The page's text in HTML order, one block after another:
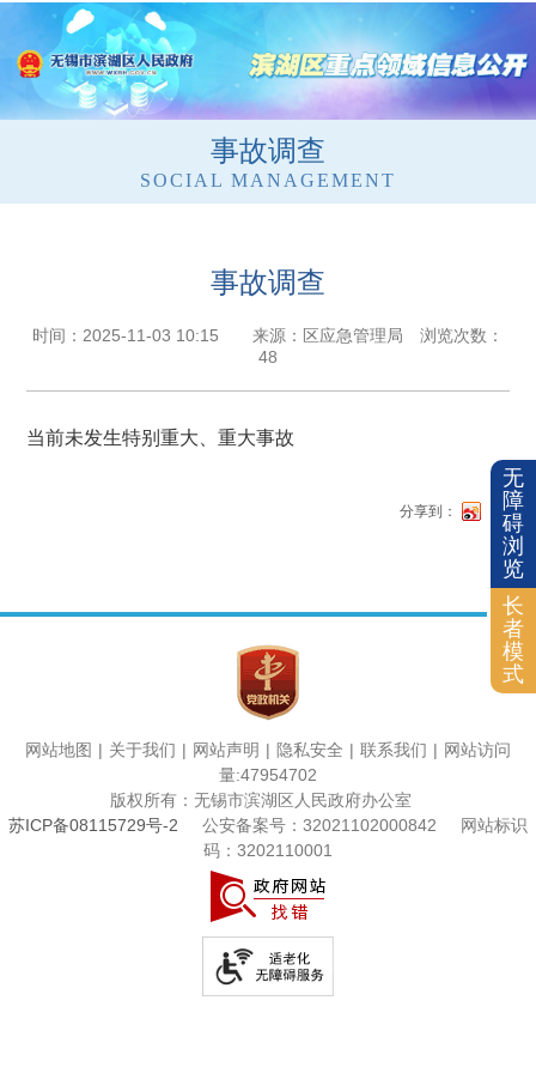
无
障
碍
浏
览
长
者
模
式
事故调查
SOCIAL MANAGEMENT
事故调查
时间：2025-11-03 10:15 来源：区应急管理局 浏览次数：
48
当前未发生特别重大、重大事故
分享到：
网站地图 | 关于我们 | 网站声明 | 隐私安全 | 联系我们 | 网站访问
量:47954702
版权所有：无锡市滨湖区人民政府办公室
苏ICP备08115729号-2
公安备案号：32021102000842
网站标识
码：3202110001